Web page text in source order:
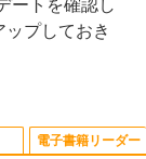
ートを確認し
プしておき
電子書籍リーダー